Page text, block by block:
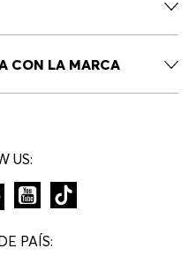
CON LA MARCA
US:
PAÍS: